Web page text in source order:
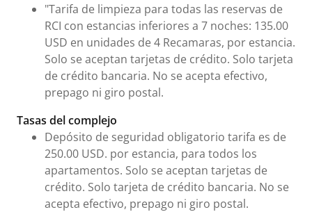
"Tarifa de limpieza para todas las reservas de
RCI con estancias inferiores a 7 noches: 135.00
USD en unidades de 4 Recamaras, por estancia.
Solo se aceptan tarjetas de crédito. Solo tarjeta
de crédito bancaria. No se acepta efectivo,
prepago ni giro postal.
Tasas del complejo
Depósito de seguridad obligatorio tarifa es de
250.00 USD. por estancia, para todos los
apartamentos. Solo se aceptan tarjetas de
crédito. Solo tarjeta de crédito bancaria. No se
acepta efectivo, prepago ni giro postal.